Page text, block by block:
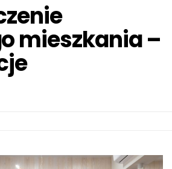
mieszkania –